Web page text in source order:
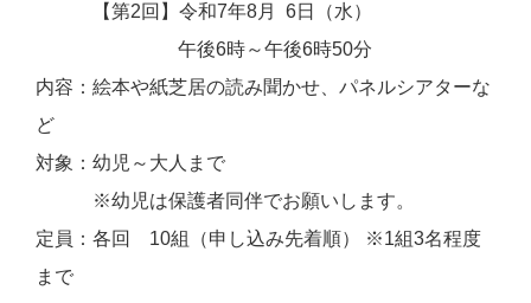
【第2回】令和7年8月 6日（水）
午後6時～午後6時50分
内容：絵本や紙芝居の読み聞かせ、パネルシアターな
ど
対象：幼児～大人まで
※幼児は保護者同伴でお願いします。
定員：各回 10組（申し込み先着順） ※1組3名程度
まで